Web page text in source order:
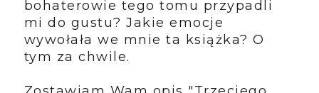
bohaterowie tego tomu przypadli
mi do gustu? Jakie emocje
wywołała we mnie ta książka? O
tym za chwile.